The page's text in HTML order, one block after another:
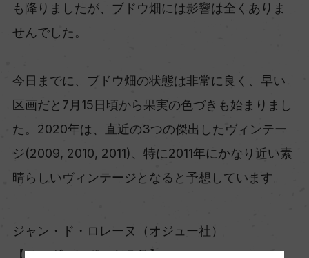
も降りましたが、ブドウ畑には影響は全くありま
せんでした。
今日までに、ブドウ畑の状態は非常に良く、早い
区画だと7月15日頃から果実の色づきも始まりまし
た。2020年は、直近の3つの傑出したヴィンテー
ジ(2009, 2010, 2011)、特に2011年にかなり近い素
晴らしいヴィンテージとなると予想しています。
ジャン・ド・ロレーヌ（オジュー社）
【ヌーヴォレポート７月】